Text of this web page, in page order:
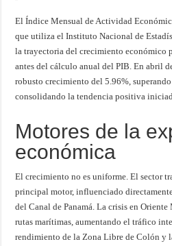
El Índice Mensual de Actividad
que utiliza el Instituto Nacional de
la trayectoria del crecimiento económico
antes del cálculo anual del PIB. En abril
robusto crecimiento del 5.96%,
consolidando la tendencia positiva
Motores de la
económica
El crecimiento no es uniforme. El sector
principal motor, influenciado
del Canal de Panamá. La crisis en
rutas marítimas, aumentando el tráfico
rendimiento de la Zona Libre de Colón y